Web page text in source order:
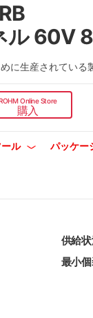
ル 60V
に生産されている
Online Store
購入
ル パッケー
供給
最小